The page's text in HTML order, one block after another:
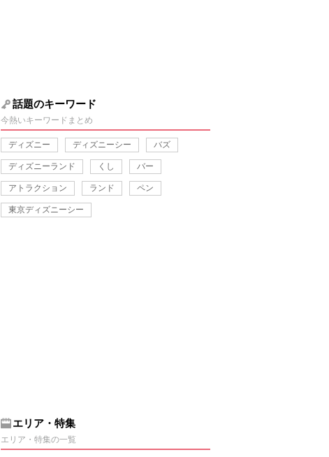
話題のキーワード
今熱いキーワードまとめ
ディズニー ディズニーシー バズ
ディズニーランド くし バー
アトラクション ランド ペン
東京ディズニーシー
エリア・特集
エリア・特集の一覧